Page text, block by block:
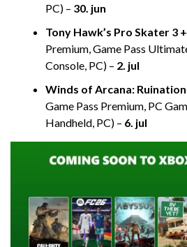
PC) – 30. jun
Tony Hawk’s Pro Skater 3
Premium, Game Pass
Console, PC) – 2. jul
Winds of Arcana: Ruination
Game Pass Premium, PC
Handheld, PC) – 6. jul